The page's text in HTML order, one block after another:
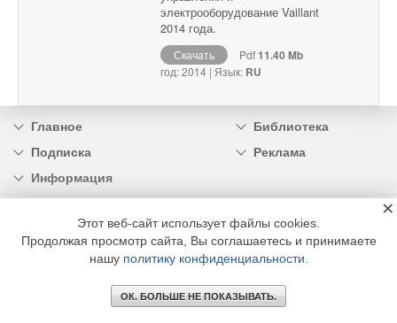
электрооборудование Vaillant
2014 года.
Скачать Pdf11.40 Mb
год: 2014 | Язык: RU
Главное
Библиотека
Подписка
Реклама
Информация
Этот веб-сайт использует файлы cookies.
Продолжая просмотр сайта, Вы соглашаетесь и принимаете
нашу политику конфиденциальности
ОК. БОЛЬШЕ НЕ ПОКАЗЫВАТЬ.
×